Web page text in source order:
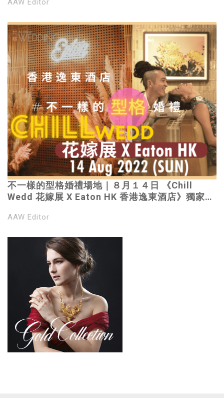
AAW Editor
不一樣的型格婚禮場地｜８月１４日 《Chill
Wedd 花嫁展 X Eaton HK 香港逸東酒店》獨家婚
AAW Editor